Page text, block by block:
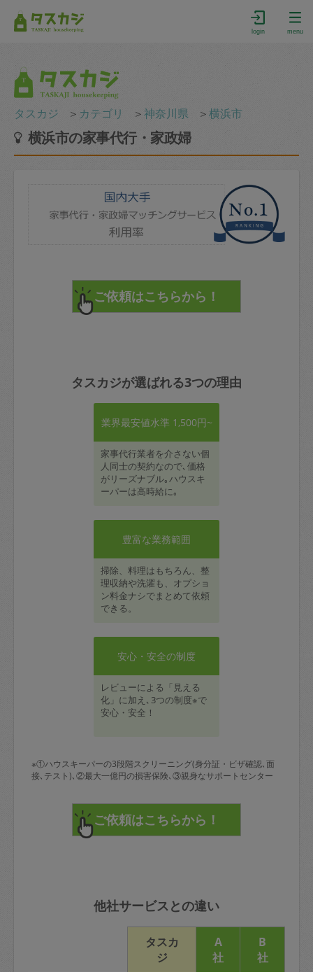
login menu
タスカジ ＞ カテゴリ ＞神奈川県 ＞横浜市
横浜市の家事代行・家政婦
タスカジが選ばれる3つの理由
業界最安値水準 1,500円~
家事代行業者を介さない個
人同士の契約なので､価格
がリーズナブル｡ハウスキ
ーパーは高時給に｡
豊富な業務範囲
掃除、料理はもちろん、整
理収納や洗濯も、オプショ
ン料金ナシでまとめて依頼
できる。
安心・安全の制度
レビューによる「見える
化」に加え､3つの制度※で
安心・安全！
※①ハウスキーパーの3段階スクリーニング(身分証・ビザ確認､面
接､テスト)､②最大一億円の損害保険､③親身なサポートセンター
他社サービスとの違い
タスカ
ジ
A
社
B
社